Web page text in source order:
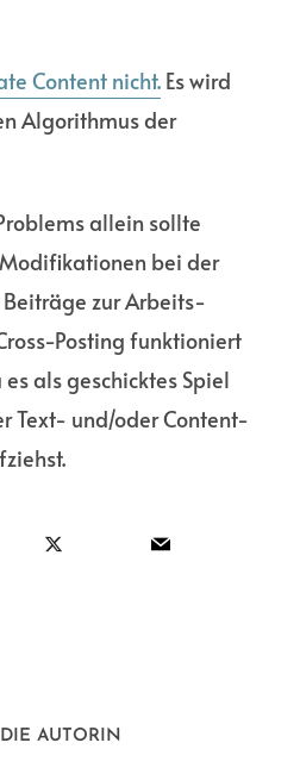
Content nicht.Es wird
Algo­rithmus der
allein sollte
bei der
zur Arbeits­
Posting funktio­niert
als geschicktes Spiel
Text- und/oder Content-
AUTORIN